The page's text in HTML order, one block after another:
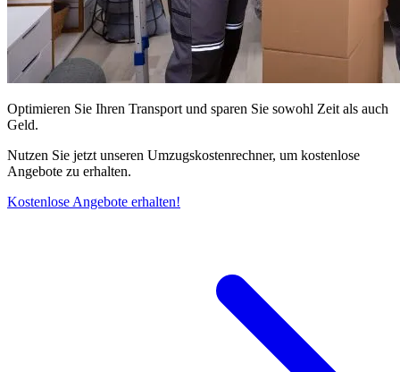
Optimieren Sie Ihren Transport und sparen Sie sowohl Zeit als auch
Geld.
Nutzen Sie jetzt unseren Umzugskostenrechner, um kostenlose
Angebote zu erhalten.
Kostenlose Angebote erhalten!